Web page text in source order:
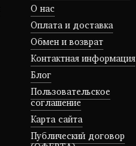
О нас
Оплата и доставка
Обмен и возврат
Контактная информация
Блог
Пользовательское
соглашение
Карта сайта
Публический договор